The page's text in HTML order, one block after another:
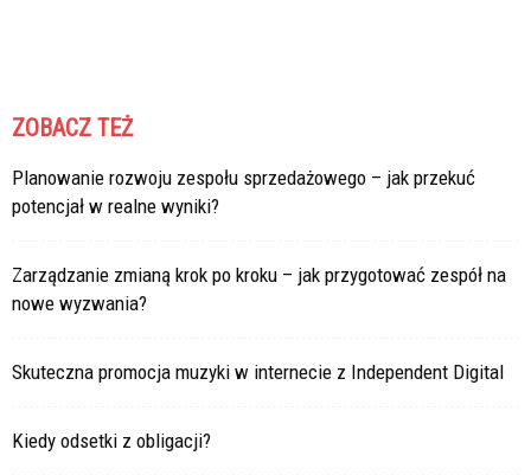
ZOBACZ TEŻ
Planowanie rozwoju zespołu sprzedażowego – jak przekuć
potencjał w realne wyniki?
Zarządzanie zmianą krok po kroku – jak przygotować zespół na
nowe wyzwania?
Skuteczna promocja muzyki w internecie z Independent Digital
Kiedy odsetki z obligacji?